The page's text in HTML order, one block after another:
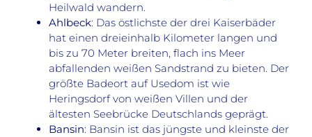
Heilwald wandern.
Ahlbeck: Das östlichste der drei Kaiserbäder
hat einen dreieinhalb Kilometer langen und
bis zu 70 Meter breiten, flach ins Meer
abfallenden weißen Sandstrand zu bieten. Der
größte Badeort auf Usedom ist wie
Heringsdorf von weißen Villen und der
ältesten Seebrücke Deutschlands geprägt.
Bansin: Bansin ist das jüngste und kleinste der